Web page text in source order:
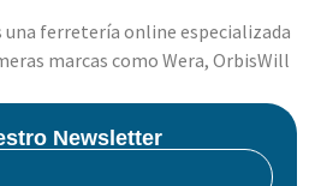
una ferretería online especializada
marcas como Wera, OrbisWill
Newsletter